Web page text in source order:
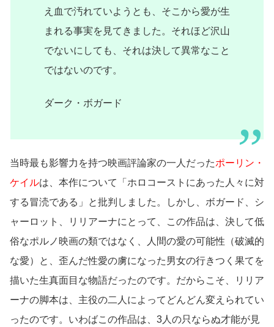
え血で汚れていようとも、そこから愛が生
まれる事実を見てきました。それほど沢山
でないにしても、それは決して異常なこと
ではないのです。
ダーク・ボガード
当時最も影響力を持つ映画評論家の一人だったポーリン・
ケイルは、本作について「ホロコーストにあった人々に対
する冒涜である」と批判しました。しかし、ボガード、シ
ャーロット、リリアーナにとって、この作品は、決して低
俗なポルノ映画の類ではなく、人間の愛の可能性（破滅的
な愛）と、歪んだ性愛の虜になった男女の行きつく果てを
描いた生真面目な物語だったのです。だからこそ、リリア
ーナの脚本は、主役の二人によってどんどん変えられてい
ったのです。いわばこの作品は、3人の只ならぬ才能が見